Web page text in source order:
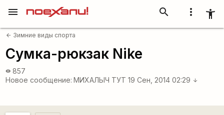
more_vert accessibility_new
search
menu
arrow_back Зимние виды спорта
Сумка-рюкзак Nike
visibility 857
Новое сообщение: МИХАЛЫЧ ТУТ 19 Сен, 2014 02:29 arrow_downward